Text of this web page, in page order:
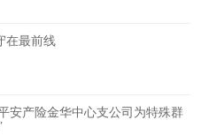
在最前线
安产险金华中心支公司为特殊群